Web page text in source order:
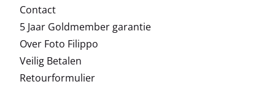
Contact
5 Jaar Goldmember garantie
Over Foto Filippo
Veilig Betalen
Retourformulier